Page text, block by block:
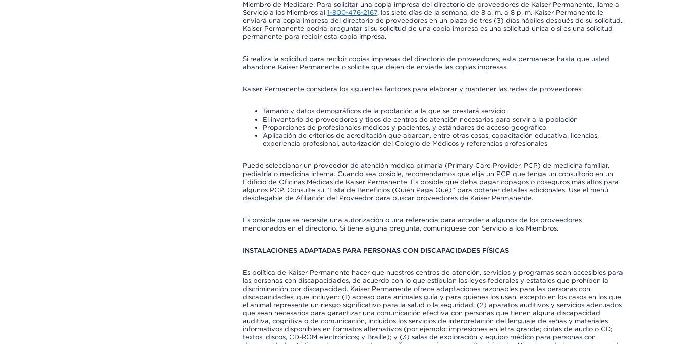
Miembro de Medicare: Para solicitar una copia impresa del directorio de proveedores de Kaiser Permanente, llame a
Servicio a los Miembros al 1-800-476-2167, los siete días de la semana, de 8 a. m. a 8 p. m. Kaiser Permanente le
enviará una copia impresa del directorio de proveedores en un plazo de tres (3) días hábiles después de su solicitud.
Kaiser Permanente podría preguntar si su solicitud de una copia impresa es una solicitud única o si es una solicitud
permanente para recibir esta copia impresa.
Si realiza la solicitud para recibir copias impresas del directorio de proveedores, esta permanece hasta que usted
abandone Kaiser Permanente o solicite que dejen de enviarle las copias impresas.
Kaiser Permanente considera los siguientes factores para elaborar y mantener las redes de proveedores:
Tamaño y datos demográficos de la población a la que se prestará servicio
El inventario de proveedores y tipos de centros de atención necesarios para servir a la población
Proporciones de profesionales médicos y pacientes, y estándares de acceso geográfico
Aplicación de criterios de acreditación que abarcan, entre otras cosas, capacitación educativa, licencias,
experiencia profesional, autorización del Colegio de Médicos y referencias profesionales
Puede seleccionar un proveedor de atención médica primaria (Primary Care Provider, PCP) de medicina familiar,
pediatría o medicina interna. Cuando sea posible, recomendamos que elija un PCP que tenga un consultorio en un
Edificio de Oficinas Médicas de Kaiser Permanente. Es posible que deba pagar copagos o coseguros más altos para
algunos PCP. Consulte su “Lista de Beneficios (Quién Paga Qué)” para obtener detalles adicionales. Use el menú
desplegable de Afiliación del Proveedor para buscar proveedores de Kaiser Permanente.
Es posible que se necesite una autorización o una referencia para acceder a algunos de los proveedores
mencionados en el directorio. Si tiene alguna pregunta, comuníquese con Servicio a los Miembros.
INSTALACIONES ADAPTADAS PARA PERSONAS CON DISCAPACIDADES FÍSICAS
Es política de Kaiser Permanente hacer que nuestros centros de atención, servicios y programas sean accesibles para
las personas con discapacidades, de acuerdo con lo que estipulan las leyes federales y estatales que prohíben la
discriminación por discapacidad. Kaiser Permanente ofrece adaptaciones razonables para las personas con
discapacidades, que incluyen: (1) acceso para animales guía y para quienes los usan, excepto en los casos en los que
el animal represente un riesgo significativo para la salud o la seguridad; (2) aparatos auditivos y servicios adecuados
que sean necesarios para garantizar una comunicación efectiva con personas que tienen alguna discapacidad
auditiva, cognitiva o de comunicación, incluidos los servicios de interpretación del lenguaje de señas y materiales
informativos disponibles en formatos alternativos (por ejemplo: impresiones en letra grande; cintas de audio o CD;
textos, discos, CD-ROM electrónicos; y Braille); y (3) salas de exploración y equipo médico para personas con